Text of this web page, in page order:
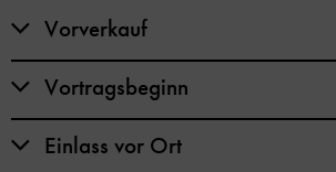
Vorverkauf
Vortragsbeginn
Einlass vor Ort